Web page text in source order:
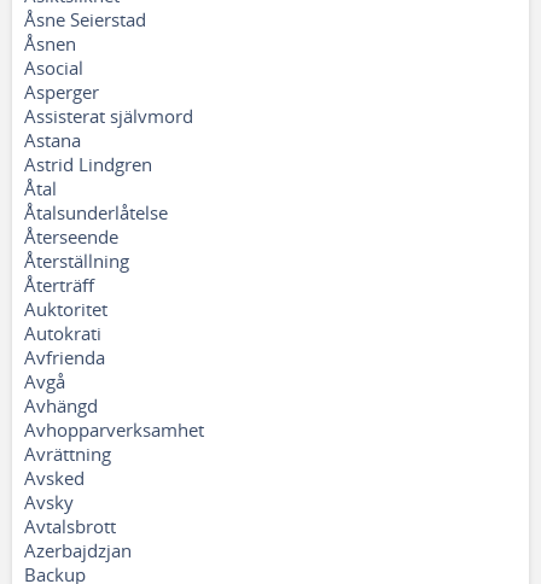
Åsne Seierstad
Åsnen
Asocial
Asperger
Assisterat självmord
Astana
Astrid Lindgren
Åtal
Åtalsunderlåtelse
Återseende
Återställning
Återträff
Auktoritet
Autokrati
Avfrienda
Avgå
Avhängd
Avhopparverksamhet
Avrättning
Avsked
Avsky
Avtalsbrott
Azerbajdzjan
Backup